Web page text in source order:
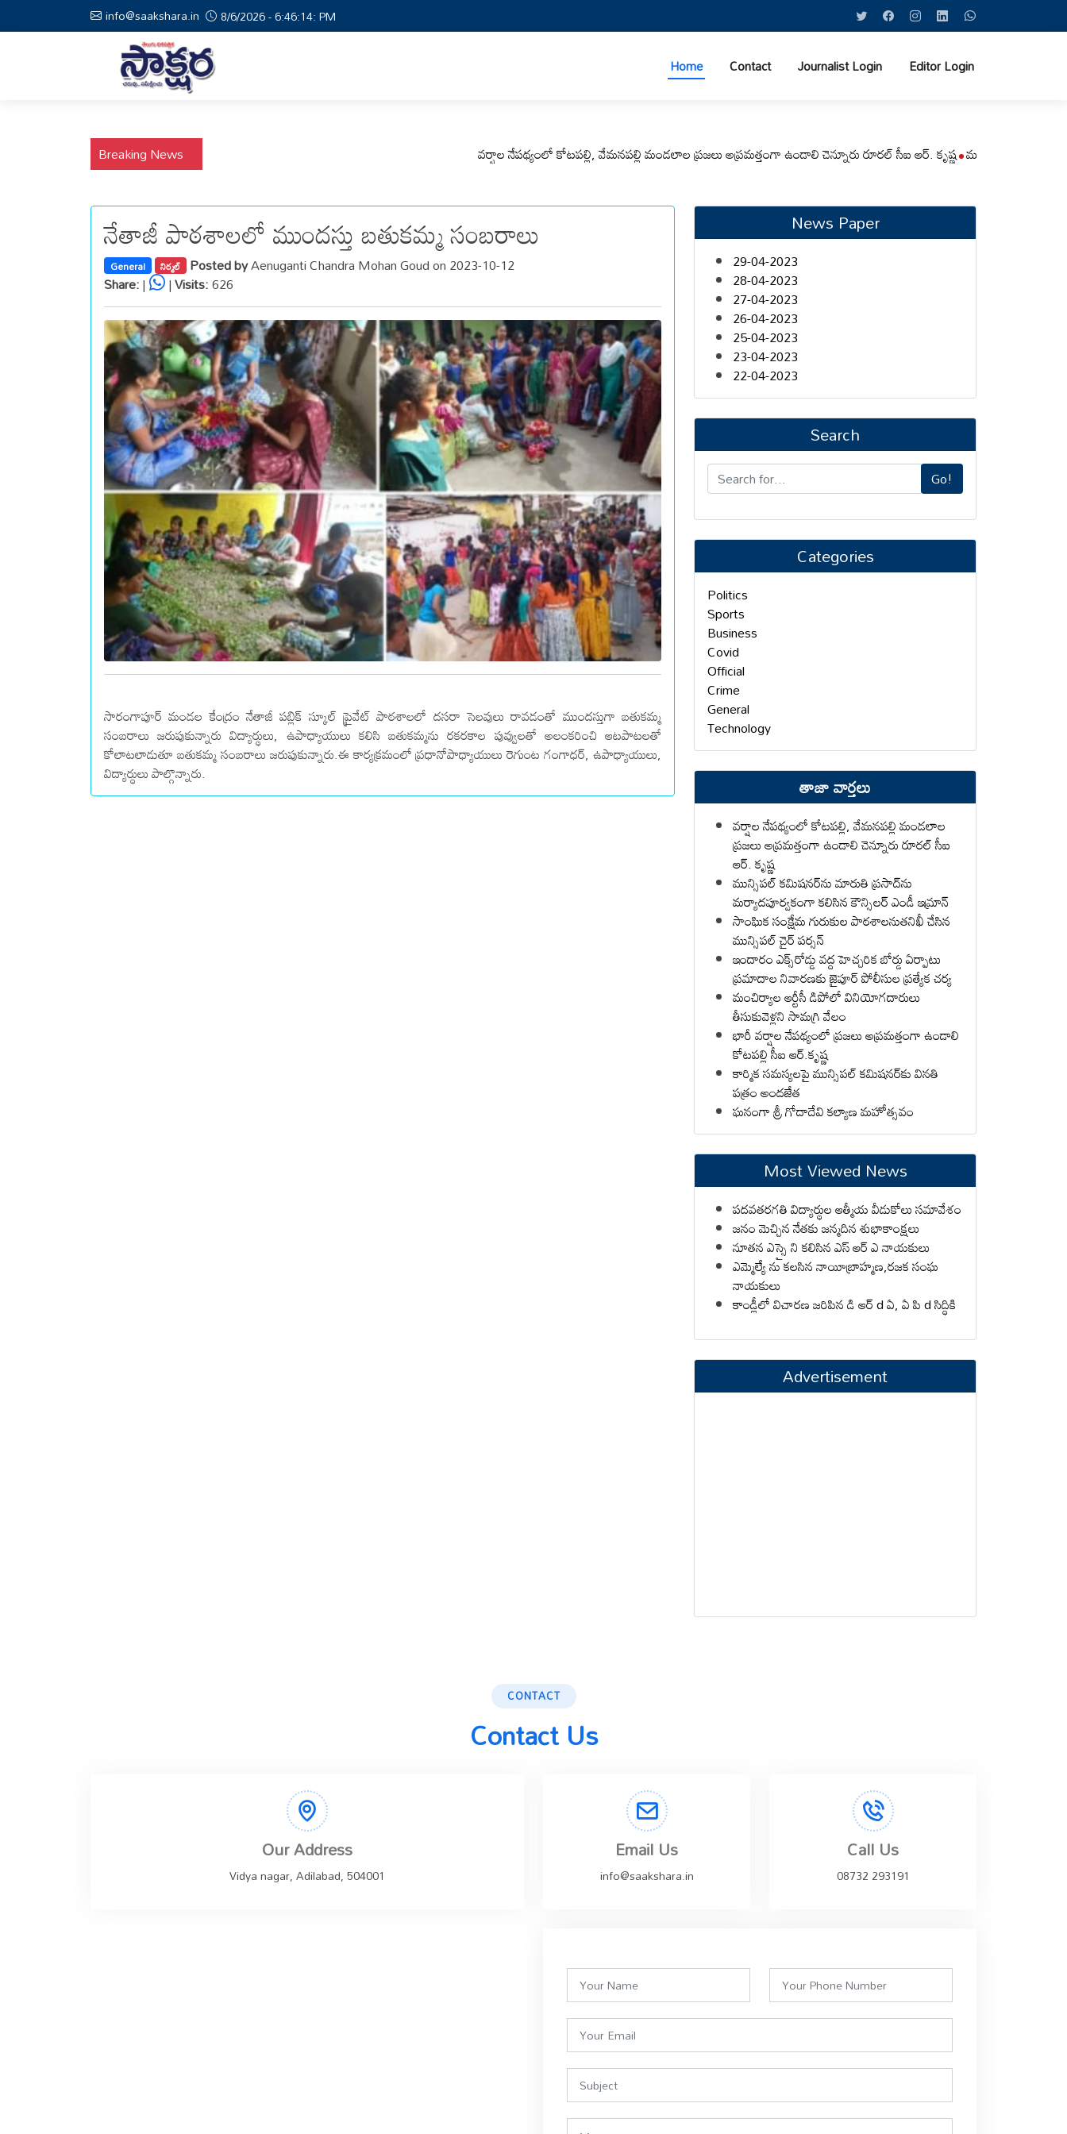
info@saakshara.in 8/6/2026 - 6:46:15: PM
Home Contact Journalist Login Editor Login
Breaking News వర్షాల నేపథ్యంలో కోటపల్లి, వేమనపల్లి మండలాల ప్రజలు అప్రమత్తంగా ఉండాలి చెన్నూరు రూరల్ సీఐ ఆర్. కృష్ణ మున్సిపల్ కమిషనర్‌ను మారుతి
నేతాజీ పాఠశాలలో ముందస్తు బతుకమ్మ సంబరాలు
General నిర్మల్ Posted byAenuganti Chandra Mohan Goud on 2023-10-12
Share:| |Visits:626
సారంగాపూర్ మండల కేంద్రం నేతాజీ పబ్లిక్ స్కూల్ ప్రైవేట్ పాఠశాలలో దసరా సెలవులు రావడంతో ముందస్తుగా బతుకమ్మ
సంబరాలు జరుపుకున్నారు విద్యార్థులు, ఉపాధ్యాయులు కలిసి బతుకమ్మను రకరకాల పువ్వులతో అలంకరించి ఆటపాటలతో
కోలాటలాడుతూ బతుకమ్మ సంబరాలు జరుపుకున్నారు.ఈ కార్యక్రమంలో ప్రధానోపాధ్యాయులు రెగుంట గంగాధర్, ఉపాధ్యాయులు,
విద్యార్థులు పాల్గొన్నారు.
News Paper
29-04-2023
28-04-2023
27-04-2023
26-04-2023
25-04-2023
23-04-2023
22-04-2023
Search
Go!
Categories
Politics
Sports
Business
Covid
Official
Crime
General
Technology
తాజా వార్తలు
వర్షాల నేపథ్యంలో కోటపల్లి, వేమనపల్లి మండలాల
ప్రజలు అప్రమత్తంగా ఉండాలి చెన్నూరు రూరల్ సీఐ
ఆర్. కృష్ణ
మున్సిపల్ కమిషనర్‌ను మారుతి ప్రసాద్‌ను
మర్యాదపూర్వకంగా కలిసిన కౌన్సిలర్ ఎండీ ఇమ్రాన్ ​
సాంఘిక సంక్షేమ గురుకుల పాఠశాలనుతనిఖీ చేసిన
మున్సిపల్ చైర్ పర్సన్
ఇందారం ఎక్స్‌రోడ్డు వద్ద హెచ్చరిక బోర్డు ఏర్పాటు
ప్రమాదాల నివారణకు జైపూర్ పోలీసుల ప్రత్యేక చర్య
మంచిర్యాల ఆర్టీసీ డిపోలో వినియోగదారులు
తీసుకువెళ్లని సామగ్రి వేలం
భారీ వర్షాల నేపథ్యంలో ప్రజలు అప్రమత్తంగా ఉండాలి
కోటపల్లి సీఐ ఆర్.కృష్ణ
కార్మిక సమస్యలపై మున్సిపల్ కమిషనర్‌కు వినతి
పత్రం అందజేత
ఘనంగా శ్రీ గోదాదేవి కల్యాణ మహోత్సవం
Most Viewed News
పదవతరగతి విద్యార్థుల ఆత్మీయ వీడుకోలు సమావేశం
జనం మెచ్చిన నేతకు జన్మదిన శుభాకాంక్షలు
నూతన ఎస్సై ని కలిసిన ఎస్ ఆర్ ఎ నాయకులు
ఎమ్మెల్యే ను కలసిన నాయీబ్రాహ్మణ,రజక సంఘ
నాయకులు
కాండ్లీలో విచారణ జరిపిన డి ఆర్ d ఏ, ఏ పి d సిద్ధికి
Advertisement
CONTACT
Contact Us
Our Address
Vidya nagar, Adilabad, 504001
Email Us
info@saakshara.in
Call Us
08732 293191